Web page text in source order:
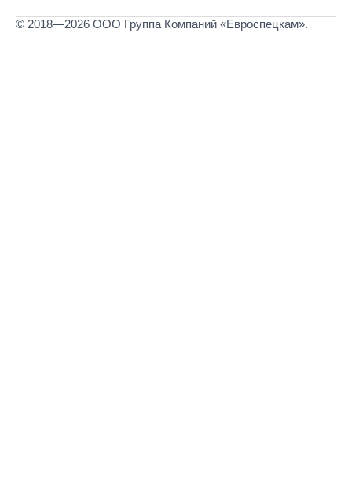
© 2018—2026 ООО Группа Компаний «Евроспецкам».